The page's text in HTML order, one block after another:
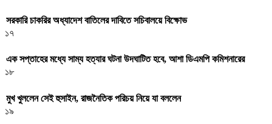
সরকারি চাকরির অধ্যাদেশ বাতিলের দাবিতে সচিবালয়ে বিক্ষোভ
১৭
এক সপ্তাহের মধ্যে সাম্য হত্যার ঘটনা উদঘাটিত হবে, আশা ডিএমপি কমিশনারের
১৮
মুখ খুললেন সেই হুসাইন, রাজনৈতিক পরিচয় নিয়ে যা বললেন
১৯